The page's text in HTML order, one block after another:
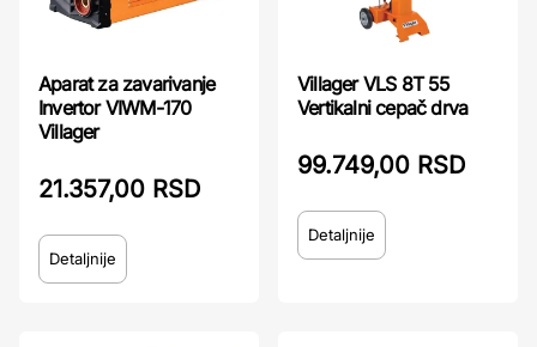
Aparat za zavarivanje
Invertor VIWM-170
Villager
21.357,00 RSD
Detaljnije
Villager VLS 8T 55
Vertikalni cepač drva
99.749,00 RSD
Detaljnije